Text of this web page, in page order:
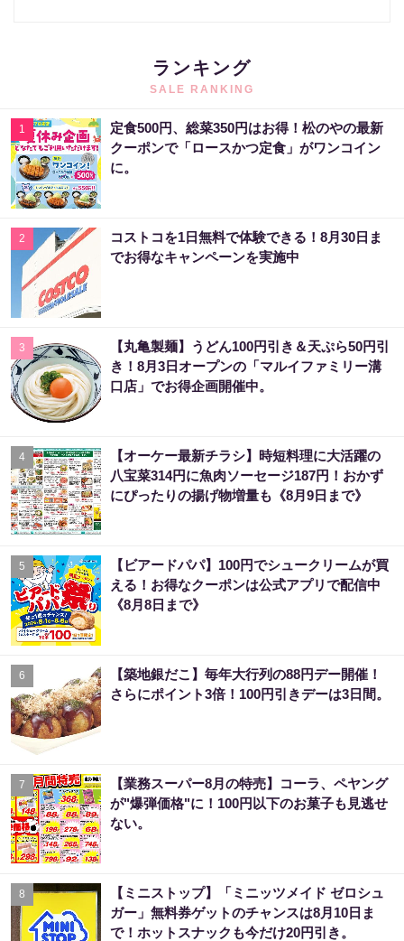
ランキング
SALE RANKING
1
定食500円、総菜350円はお得！松のやの最新
クーポンで「ロースかつ定食」がワンコイン
に。
2
コストコを1日無料で体験できる！8月30日ま
でお得なキャンペーンを実施中
3
【丸亀製麺】うどん100円引き＆天ぷら50円引
き！8月3日オープンの「マルイファミリー溝
口店」でお得企画開催中。
4
【オーケー最新チラシ】時短料理に大活躍の
八宝菜314円に魚肉ソーセージ187円！おかず
にぴったりの揚げ物増量も《8月9日まで》
5
【ビアードパパ】100円でシュークリームが買
える！お得なクーポンは公式アプリで配信中
《8月8日まで》
6
【築地銀だこ】毎年大行列の88円デー開催！
さらにポイント3倍！100円引きデーは3日間。
7
【業務スーパー8月の特売】コーラ、ペヤング
が"爆弾価格"に！100円以下のお菓子も見逃せ
ない。
8
【ミニストップ】「ミニッツメイド ゼロシュ
ガー」無料券ゲットのチャンスは8月10日ま
で！ホットスナックも今だけ20円引き。